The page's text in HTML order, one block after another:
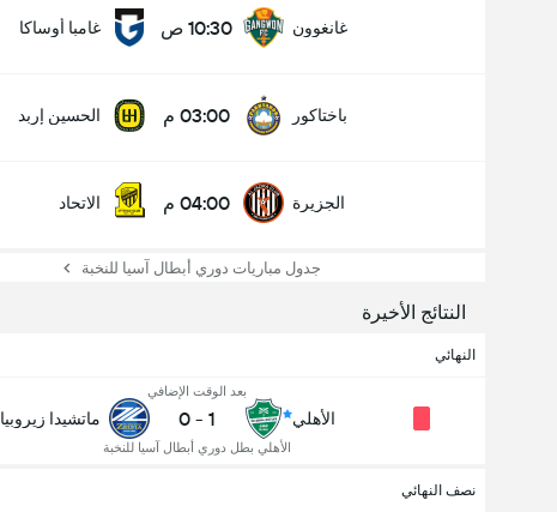
غانغوون 10:30 ص غامبا أوساكا
باختاكور 03:00 م الحسين إربد
الجزيرة 04:00 م الاتحاد
جدول مباريات دوري أبطال آسيا للنخبة
النتائج الأخيرة
النهائي
الأهلي
بعد الوقت الإضافي
1
-
0
الأهلي بطل دوري أبطال آسيا للنخبة
ماتشيدا زيروبيا
نصف النهائي